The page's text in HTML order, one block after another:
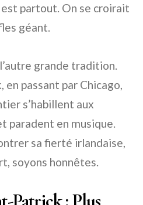
partout. On se croirait
géant.
grande tradition.
en passant par Chicago,
s’habillent aux
paradent en musique.
sa fierté irlandaise,
soyons honnêtes.